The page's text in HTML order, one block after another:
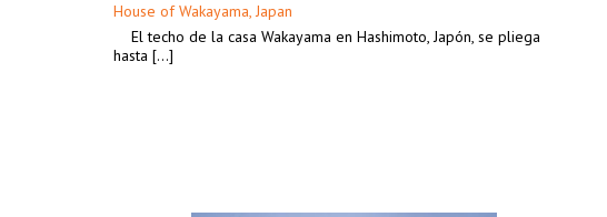
House of Wakayama, Japan
El techo de la casa Wakayama en Hashimoto, Japón, se pliega
hasta [...]